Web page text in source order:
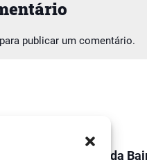
para publicar um comentário.
O Jornal da